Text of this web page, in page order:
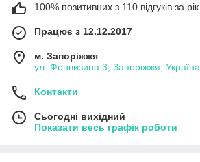
100% позитивних з 110 відгуків за рік
Працює з 12.12.2017
м. Запоріжжя
ул. Фонвизина 3, Запоріжжя, Україна
Контакти
Сьогодні вихідний
Показати весь графік роботи